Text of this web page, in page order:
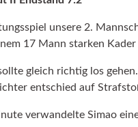
unsere 2.
17 Mann starken
gleich richtig los
entschied auf
verwandelte Simao